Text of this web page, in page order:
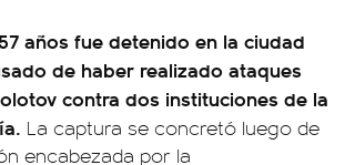
años fue detenido en la ciudad
de haber realizado ataques
contra dos instituciones de la
La captura se concretó luego de
encabezada por la